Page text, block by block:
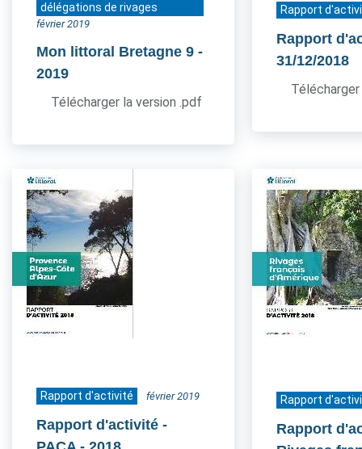
délégations de rivages
février 2019
Mon littoral Bretagne 9 -
2019
Télécharger la version .pdf
Rapport
Rapport
31/12/2018
Rapport d'activité février 2019
Rapport d'activité -
Rapport
Rapport